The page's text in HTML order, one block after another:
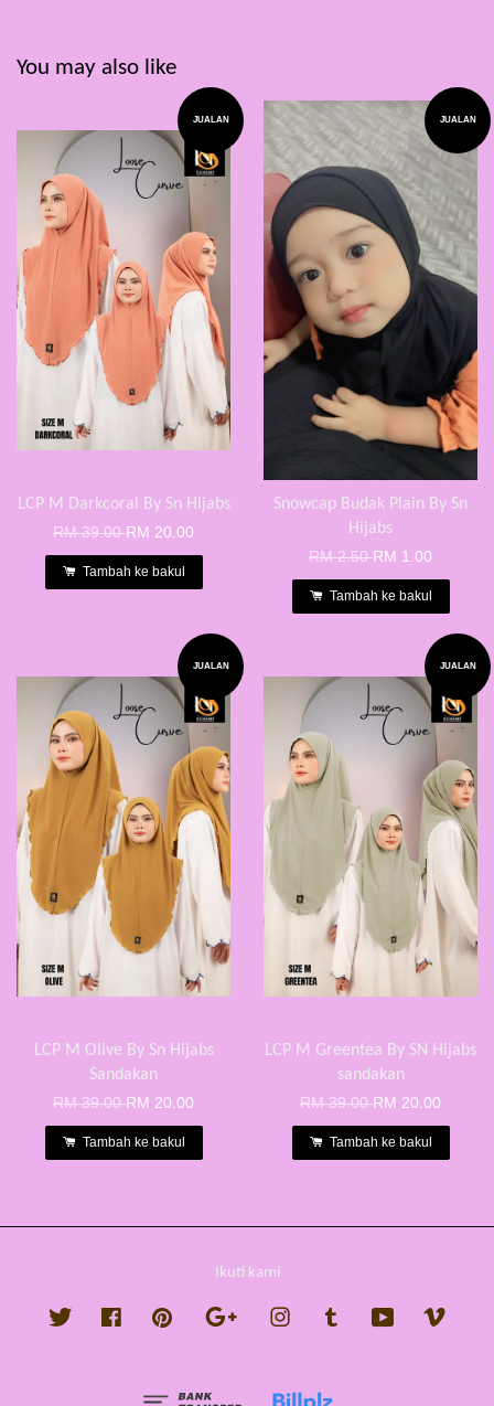
You may also like
JUALAN
LCP M Darkcoral By Sn Hijabs
RM 39.00RM 20.00
Tambah ke bakul
JUALAN
Snowcap Budak Plain By Sn
Hijabs
RM 2.50RM 1.00
Tambah ke bakul
JUALAN
LCP M Olive By Sn Hijabs
Sandakan
RM 39.00RM 20.00
Tambah ke bakul
JUALAN
LCP M Greentea By SN Hijabs
sandakan
RM 39.00RM 20.00
Tambah ke bakul
Ikuti kami
Twitter FacebookPinterest Google InstagramTumblr YouTube